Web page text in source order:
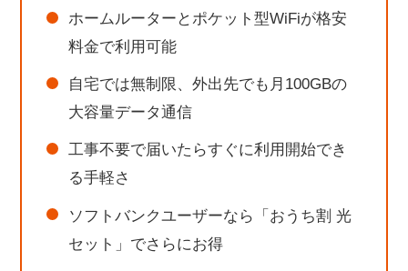
工事不要で端末が届いたらすぐにネットが使える
にお得になる
契約期間の縛りがなく違約金もかからない
最大40,000円のお得なキャッシュバックが受け取れる
WiFi革命セットの5つのデメリット
2台のうち、片方だけを解約することはできない
高になる
「モバレコAir」は速度制限がかかる場合がある
ホームルーターとポケット型WiFiが格安
料金で利用可能
自宅では無制限、外出先でも月100GBの
大容量データ通信
工事不要で届いたらすぐに利用開始でき
る手軽さ
ソフトバンクユーザーなら「おうち割 光
セット」でさらにお得